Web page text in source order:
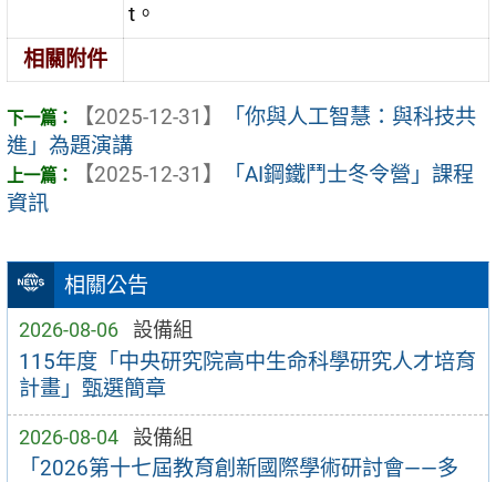
相關公告
2026-08-06 設備組
115年度「中央研究院高中生命科學研究人才培育
計畫」甄選簡章
2026-08-04 設備組
「2026第十七屆教育創新國際學術研討會——多
t。
相關附件
【2025-12-31】
「你與人工智慧：與科技共
進」為題演講
【2025-12-31】
「AI鋼鐵鬥士冬令營」課程
資訊